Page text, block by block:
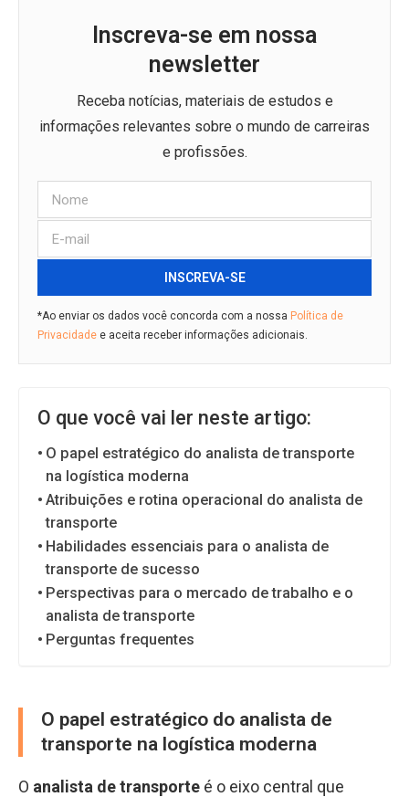
Inscreva-se em nossa
newsletter
Receba notícias, materiais de estudos e
informações relevantes sobre o mundo de carreiras
e profissões.
INSCREVA-SE
*Ao enviar os dados você concorda com a nossa Política de
Privacidade e aceita receber informações adicionais.
O que você vai ler neste artigo:
O papel estratégico do analista de transporte
na logística moderna
Atribuições e rotina operacional do analista de
transporte
Habilidades essenciais para o analista de
transporte de sucesso
Perspectivas para o mercado de trabalho e o
analista de transporte
Perguntas frequentes
O papel estratégico do analista de
transporte na logística moderna
O analista de transporte é o eixo central que